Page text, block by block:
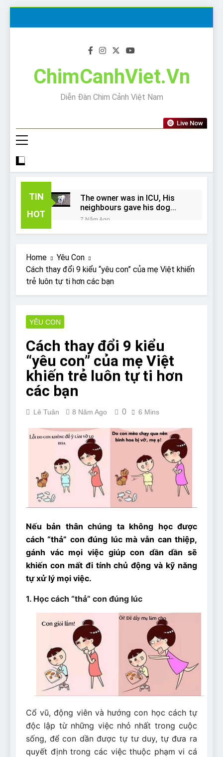
ChimCanhViet.Vn
Diễn Đàn Chim Cảnh Việt Nam
Live Now
TIN
HOT
The owner was in ICU, His
neighbours gave his dog
away!
7 Năm Ago
Why Do Bulldogs Snore?
And How to Minimize It!
7 Năm Ago
7 Năm Ago
The Ultimate Guide to What
Bulldogs Can (and can’t) Eat
7 Năm Ago
7 Năm Ago
Distances?
7 Năm Ago
Can Bulldogs Play Fetch?
And How to Train Them!
7 Năm Ago
How Often Do I Need to
Groom My Bulldog
7 Năm Ago
Home
Yêu Con
Cách thay đổi 9 kiểu “yêu con” của mẹ Việt khiến
trẻ luôn tự ti hơn các bạn
YÊU CON
Cách thay đổi 9 kiểu
“yêu con” của mẹ Việt
khiến trẻ luôn tự ti hơn
các bạn
Lê Tuân 8 Năm Ago 0 6 Mins
Nếu bản thân chúng ta không học được
cách “thả” con đúng lúc mà vẫn can thiệp,
gánh vác mọi việc giúp con dần dần sẽ
khiến con mất đi tính chủ động và kỹ năng
tự xử lý mọi việc.
1. Học cách “thả” con đúng lúc
Cổ vũ, động viên và hướng con học cách tự
độc lập từ những việc nhỏ nhất trong cuộc
sống, để con dần được tự tư duy, tự đưa ra
quyết định trong các việc thuộc phạm vi cá